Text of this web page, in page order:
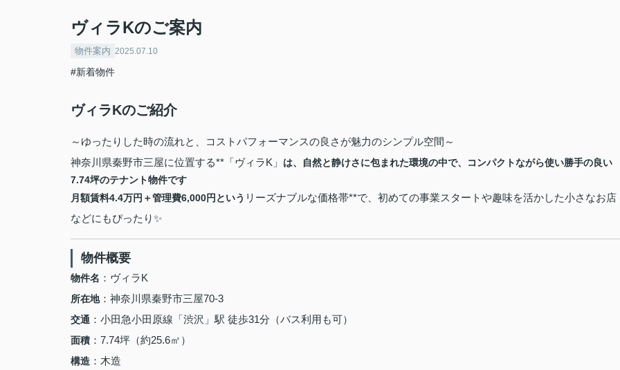
ヴィラKのご案内
物件案内 2025.07.10
#新着物件
ヴィラKのご紹介
～ゆったりした時の流れと、コストパフォーマンスの良さが魅力のシンプル空間～
神奈川県秦野市三屋に位置する**「ヴィラK」 は、自然と静けさに包まれた環境の中で、コンパクトながら使い勝手の良い
7.74坪のテナント物件です
月額賃料4.4万円＋管理費6,000円という リーズナブルな価格帯**で、初めての事業スタートや趣味を活かした小さなお店
などにもぴったり✨
物件概要
物件名 ：ヴィラK
所在地：神奈川県秦野市三屋70-3
交通 ：小田急小田原線「渋沢」駅 徒歩31分（バス利用も可）
面積 ：7.74坪（約25.6㎡）
構造 ：木造